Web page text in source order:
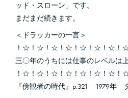
ッド・スローン」です。
まだまだ続きます。
＜ドラッカーの一言＞
！☆！☆！☆！☆！☆！☆！☆！☆
三〇年のうちには仕事のレベルは上
！☆！☆！☆！☆！☆！☆！☆！☆
『傍観者の時代』p.321 1979年